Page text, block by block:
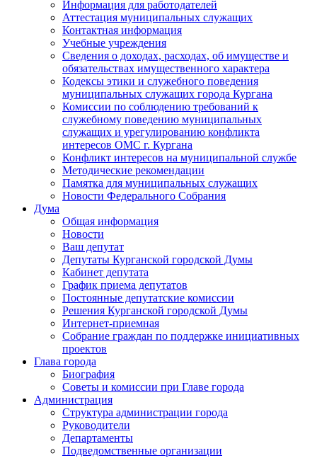
Информация для работодателей
Аттестация муниципальных служащих
Контактная информация
Учебные учреждения
Сведения о доходах, расходах, об имуществе и
обязательствах имущественного характера
Кодексы этики и служебного поведения
муниципальных служащих города Кургана
Комиссии по соблюдению требований к
служебному поведению муниципальных
служащих и урегулированию конфликта
интересов ОМС г. Кургана
Конфликт интересов на муниципальной службе
Методические рекомендации
Памятка для муниципальных служащих
Новости Федерального Cобрания
Дума
Общая информация
Новости
Ваш депутат
Депутаты Курганской городской Думы
Кабинет депутата
График приема депутатов
Постоянные депутатские комиссии
Решения Курганской городской Думы
Интернет-приемная
Собрание граждан по поддержке инициативных
проектов
Глава города
Биография
Советы и комиссии при Главе города
Администрация
Структура администрации города
Руководители
Департаменты
Подведомственные организации